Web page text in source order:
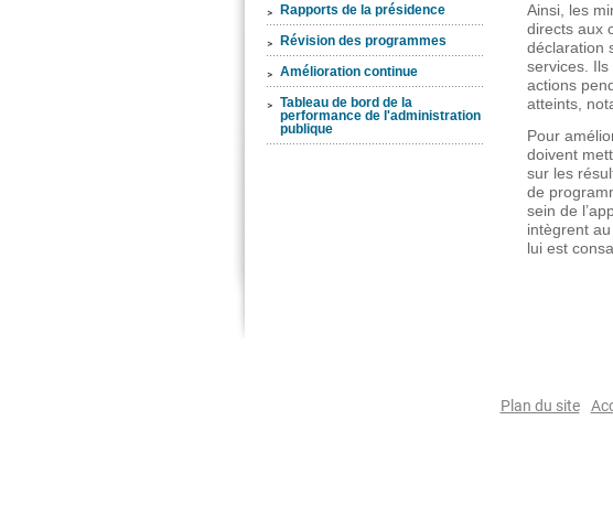
Rapports de la présidence
Révision des programmes
Amélioration continue
Tableau de bord de la
performance de l'administration
publique
Ainsi, les
directs aux
déclaration
services.
actions
atteints,
Pour
doivent
sur les
de
sein de
intègrent
lui est
Plan du site